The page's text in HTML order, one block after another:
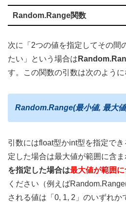
Random.Range関数
次に「2つの値を指定してその間
たい」という場合は
す。この関数の引数は次のように
Random.Range(最小値, 最大
引数にはfloat型かint型を指定で
定した場合は最大値が範囲に含ま
を指定した場合は最大値が範囲
ください（例えば
される値は「0, 1, 2」のいずれか